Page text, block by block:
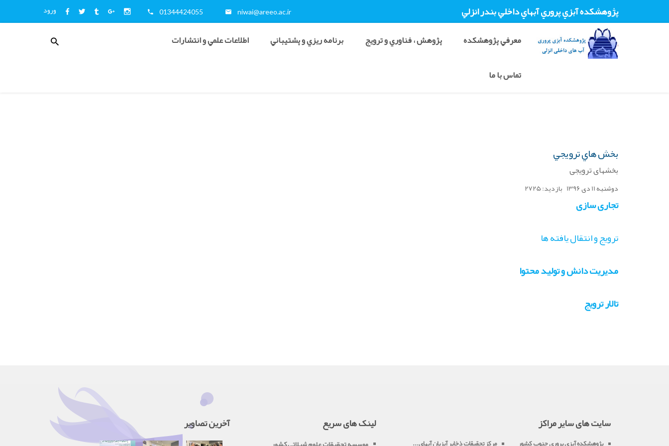
ورود 01344424055 niwai@areeo.ac.ir پژوهشکده آبزي پروري آبهاي داخلي بندر انزلي
منوی
کاربری
معرفي پژوهشکده پژوهش ، فناوري و ترويج برنامه ريزي و پشتيباني اطلاعات علمي و انتشارات
تماس با ما
بخش هاي ترويجي
بخشهای ترویجی
دوشنبه 11 دی 1396 بازدید: 2725
تجاری سازی
ترویج و انتقال یافته ها
مدیریت دانش و تولید محتوا
تالار ترویج
سایت های سایر مراکز لینک های سریع آخرین تصاویر